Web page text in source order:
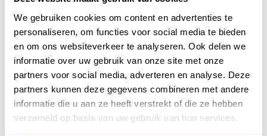
We gebruiken cookies om content en advertenties te
personaliseren, om functies voor social media te bieden
en om ons websiteverkeer te analyseren. Ook delen we
informatie over uw gebruik van onze site met onze
partners voor social media, adverteren en analyse. Deze
partners kunnen deze gegevens combineren met andere
informatie die u aan ze heeft verstrekt of die ze hebben
verzameld op basis van uw gebruik van hun services.
Adviesprijs74,95
54,95 Je bespaart 20 euro
Buy now, pay later